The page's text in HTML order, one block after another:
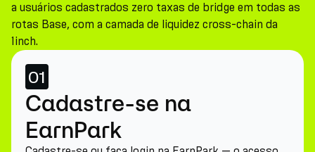
a usuários cadastrados zero taxas de bridge em todas as
rotas Base, com a camada de liquidez cross-chain da
1inch.
01
Cadastre-se na
EarnPark